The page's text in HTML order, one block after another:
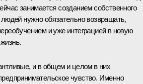
занимается созданием собственного
нужно обязательно возвращать,
и уже интеграцией в новую
и в общем и целом в них
чувство. Именно